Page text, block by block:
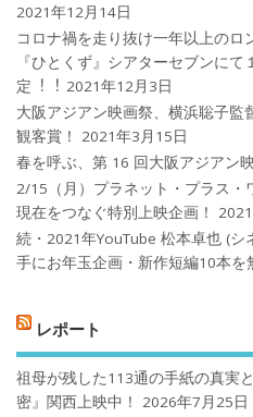
2021年12月14日
コロナ禍を⾛り抜け⼀年以上の
『ひとくず』シアターセブンに
定︕︕ 2021年12月3日
大阪アジアン映画祭、横浜聡子監
観客賞！
2021年3月15日
春を呼ぶ、第 16 回大阪アジアン
2/15（月）プラネット・プラス・
現在をつなぐ特別上映企画！
続・2021年YouTube 松本卓也 (
手にお年玉企画・新作短編10本を
レポート
祖母が残した113通の手紙の真実
密』関西上映中！
2026年7月25日